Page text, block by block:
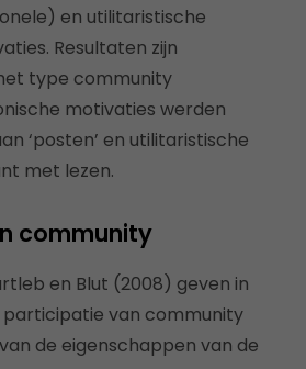
en utilitaristische
Resultaten zijn
type community
motivaties werden
‘posten’ en utilitaristische
met lezen.
community
en Blut (2008) geven in
van community
de eigenschappen van de